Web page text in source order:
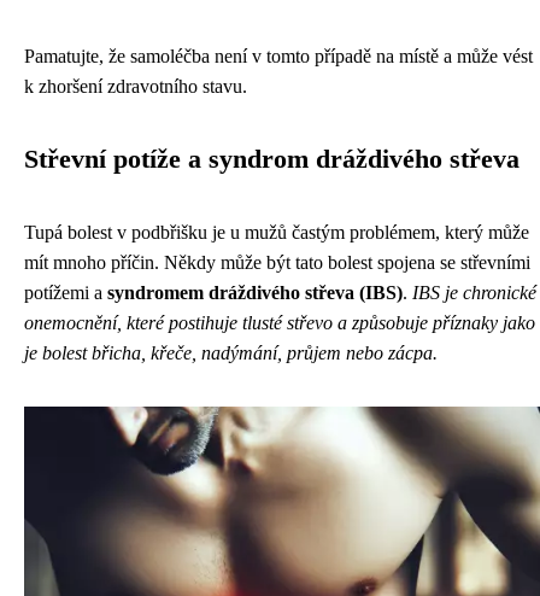
Pamatujte, že samoléčba není v tomto případě na místě a může vést
k zhoršení zdravotního stavu.
Střevní potíže a syndrom dráždivého střeva
Tupá bolest v podbřišku je u mužů častým problémem, který může
mít mnoho příčin. Někdy může být tato bolest spojena se střevními
potížemi a syndromem dráždivého střeva (IBS). IBS je chronické
onemocnění, které postihuje tlusté střevo a způsobuje příznaky jako
je bolest břicha, křeče, nadýmání, průjem nebo zácpa.